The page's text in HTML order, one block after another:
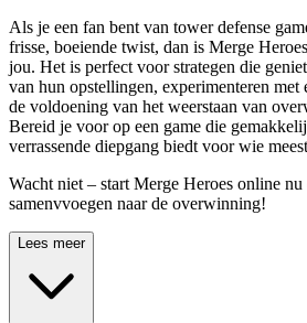
Als je een fan bent van tower defense
frisse, boeiende twist, dan is Merge
jou. Het is perfect voor strategen die
van hun opstellingen, experimenteren met
de voldoening van het weerstaan van
Bereid je voor op een game die
verrassende diepgang biedt voor wie
Wacht niet – start Merge Heroes online nu
samenvvoegen naar de overwinning!
Lees meer